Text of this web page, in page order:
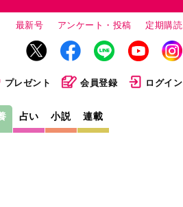
最新号 アンケート・投稿 定期購読
プレゼント 会員登録 ログイン
占い 小説 連載